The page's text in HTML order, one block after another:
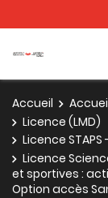
Accueil
Licence (LMD)
Licence
Licence
et sportives :
Option accès